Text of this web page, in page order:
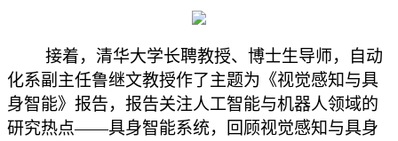
接着，清华大学长聘教授、博士生导师，自动
化系副主任鲁继文教授作了主题为《视觉感知与具
身智能》报告，报告关注人工智能与机器人领域的
研究热点——具身智能系统，回顾视觉感知与具身